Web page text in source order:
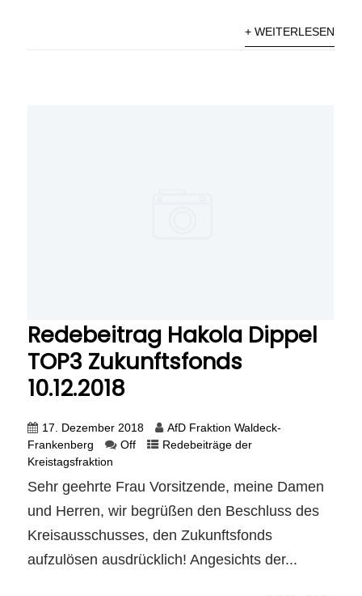
+ WEITERLESEN
Redebeitrag Hakola Dippel
TOP3 Zukunftsfonds
10.12.2018
17. Dezember 2018
AfD Fraktion Waldeck-
Frankenberg
Off
Redebeiträge der
Kreistagsfraktion
Sehr geehrte Frau Vorsitzende, meine Damen
und Herren, wir begrüßen den Beschluss des
Kreisausschusses, den Zukunftsfonds
aufzulösen ausdrücklich! Angesichts der...